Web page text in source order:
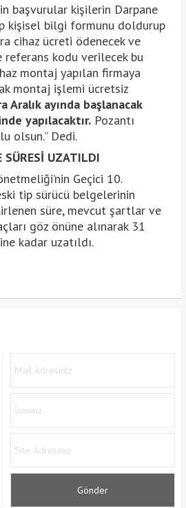
başvurular kişilerin Darpane
kişisel bilgi formunu doldurup
cihaz ücreti ödenecek ve
referans kodu verilecek bu
montaj yapılan firmaya
montaj işlemi ücretsiz
Aralık ayında başlanacak
yapılacaktır.Pozantı
olsun.” Dedi.
SÜRESİ UZATILDI
Geçici 10.
tip sürücü belgelerinin
süre, mevcut şartlar ve
göz önüne alınarak 31
kadar uzatıldı.